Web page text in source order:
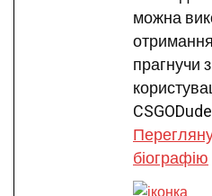
можна
прагнучи
біографію